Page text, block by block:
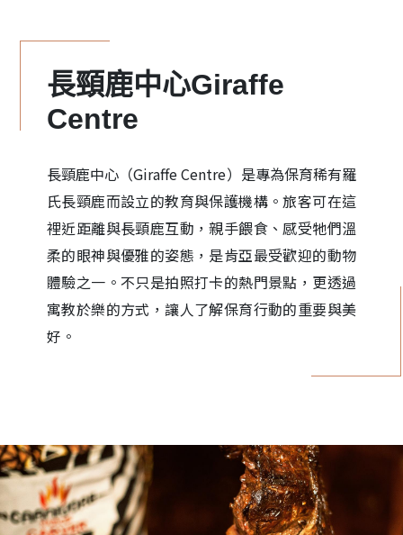
長頸鹿中心Giraffe
Centre
長頸鹿中心（Giraffe Centre）是專為保育稀有羅
氏長頸鹿而設立的教育與保護機構。旅客可在這
裡近距離與長頸鹿互動，親手餵食、感受牠們溫
柔的眼神與優雅的姿態，是肯亞最受歡迎的動物
體驗之一。不只是拍照打卡的熱門景點，更透過
寓教於樂的方式，讓人了解保育行動的重要與美
好。